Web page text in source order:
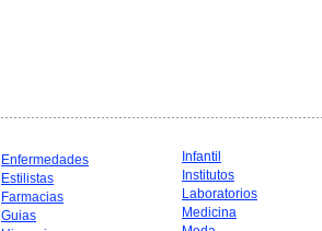
Enfermedades
Estilistas
Farmacias
Guias
Infantil
Institutos
Laboratorios
Medicina